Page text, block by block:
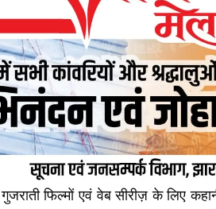
गुजराती फिल्मों एवं वेब सीरीज़ के लिए